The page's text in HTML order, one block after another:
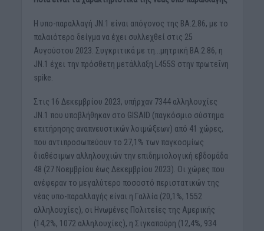
Η υπο-παραλλαγή JN.1 είναι απόγονος της BA.2.86, με το
παλαιότερο δείγμα να έχει συλλεχθεί στις 25
Αυγούστου 2023. Συγκριτικά με τη…μητρική BA.2.86, η
JN.1 έχει την πρόσθετη μετάλλαξη L455S στην πρωτεΐνη
spike.
Στις 16 Δεκεμβρίου 2023, υπήρχαν 7344 αλληλουχίες
JN.1 που υποβλήθηκαν στο GISAID (παγκόσμιο σύστημα
επιτήρησης αναπνευστικών λοιμώξεων) από 41 χώρες,
που αντιπροσωπεύουν το 27,1% των παγκοσμίως
διαθέσιμων αλληλουχιών την επιδημιολογική εβδομάδα
48 (27 Νοεμβρίου έως Δεκεμβρίου 2023). Οι χώρες που
ανέφεραν το μεγαλύτερο ποσοστό περιστατικών της
νέας υπο-παραλλαγής είναι η Γαλλία (20,1%, 1552
αλληλουχίες), οι Ηνωμένες Πολιτείες της Αμερικής
(14,2%, 1072 αλληλουχίες), η Σιγκαπούρη (12,4%, 934